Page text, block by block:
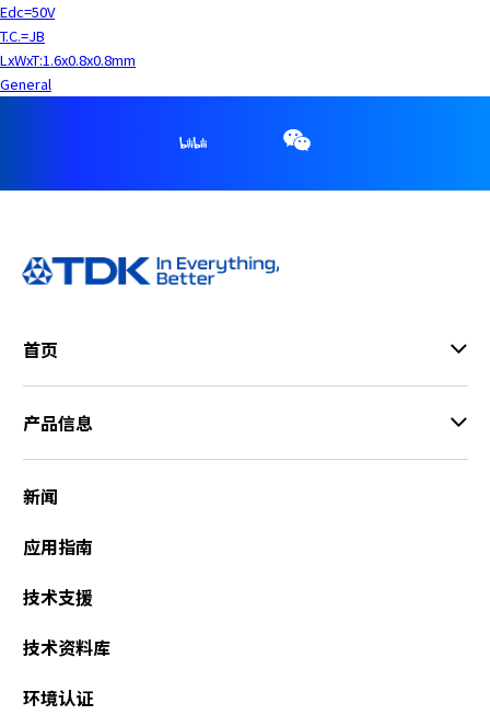
Edc=50V
T.C.=JB
LxWxT:1.6x0.8x0.8mm
General
首页
产品信息
新闻
应用指南
技术支援
技术资料库
环境认证